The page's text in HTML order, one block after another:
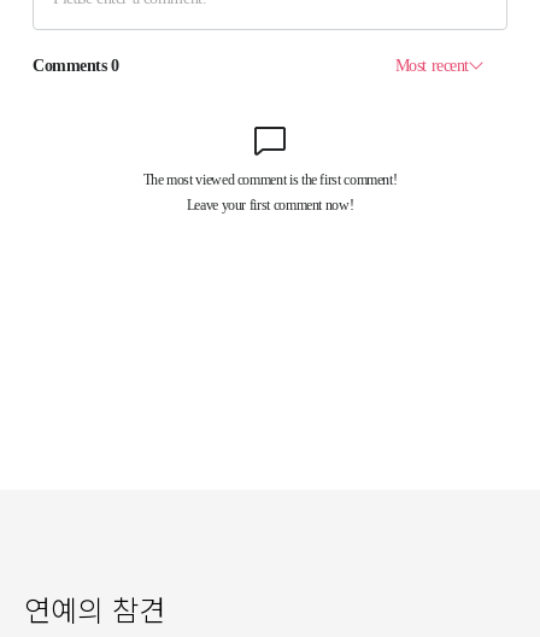
연예의 참견